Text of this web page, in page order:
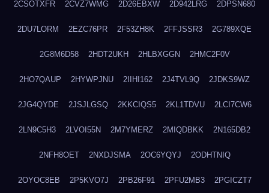
2CSOTXFR 2CVZ7WMG 2D26EBXW 2D942LRG 2DPSN680
2DU7LORM 2EZC76PR 2F53ZH8K 2FFJSSR3 2G789XQE
2G8M6D58 2HDT2UKH 2HLBXGGN 2HMC2F0V
2HO7QAUP 2HYWPJNU 2IIHI162 2J4TVL9Q 2JDKS9WZ
2JG4QYDE 2JSJLGSQ 2KKCIQS5 2KL1TDVU 2LCI7CW6
2LN9C5H3 2LVOI55N 2M7YMERZ 2MIQDBKK 2N165DB2
2NFH8OET 2NXDJSMA 2OC6YQYJ 2ODHTNIQ
2OYOC8EB 2P5KVO7J 2PB26F91 2PFU2MB3 2PGICZT7